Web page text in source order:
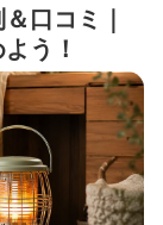
口コミ｜
う！